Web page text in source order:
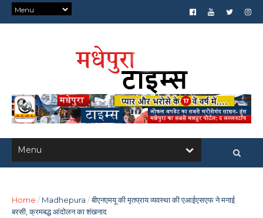
Home / Madhepura /बीएनएमयू की मृतप्राय व्यवस्था की एआईएसएफ ने मनाई
बरसी, क्रमबद्ध आंदोलन का शंखनाद